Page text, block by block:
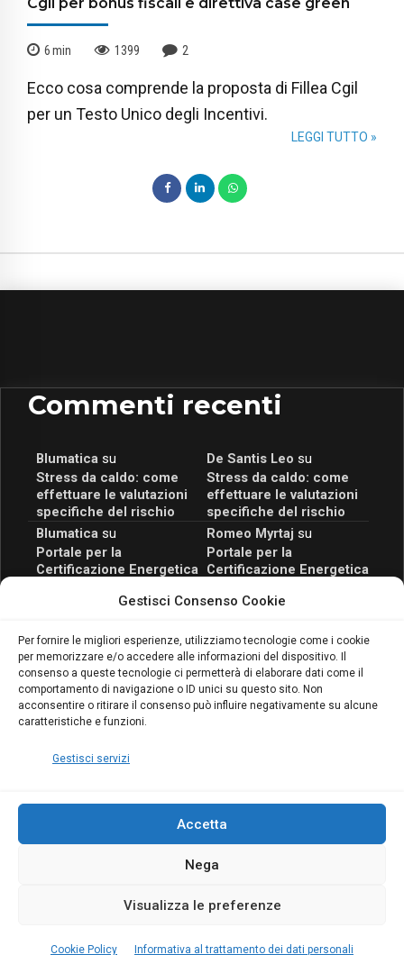
Gestisci Consenso Cookie
Per fornire le migliori esperienze, utilizziamo tecnologie come i cookie
per memorizzare e/o accedere alle informazioni del dispositivo. Il
consenso a queste tecnologie ci permetterà di elaborare dati come il
comportamento di navigazione o ID unici su questo sito. Non
acconsentire o ritirare il consenso può influire negativamente su alcune
caratteristiche e funzioni.
Gestisci servizi
Accetta
Nega
Visualizza le preferenze
Cookie Policy Informativa al trattamento dei dati personali
6min 1399 2
Ecco cosa comprende la proposta di Fillea Cgil
per un Testo Unico degli Incentivi.
LEGGI TUTTO »
Commenti recenti
Blumaticasu
Stress da caldo: come
effettuare le valutazioni
specifiche del rischio
De Santis Leo su
Stress da caldo: come
effettuare le valutazioni
specifiche del rischio
Blumaticasu
Portale per la
Certificazione Energetica
scopri il Corso Blumatica
Romeo Myrtaj su
Portale per la
Certificazione Energetica
scopri il Corso Blumatica
Blumaticasu
Coordinatore della
Sicurezza: cosa è
richiesto per abilitazione
e aggiornamento
Copyright Blumatica
MENU